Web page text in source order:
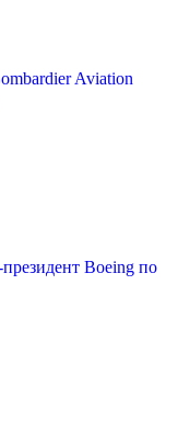
Aviation
Boeing по